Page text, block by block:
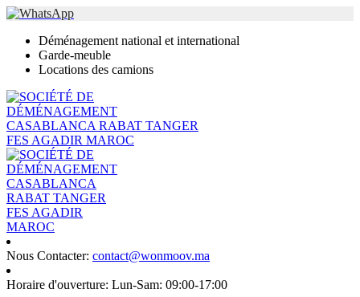
Déménagement national et international
Garde-meuble
Locations des camions
Nous Contacter: contact@wonmoov.ma
Horaire d'ouverture: Lun-Sam: 09:00-17:00